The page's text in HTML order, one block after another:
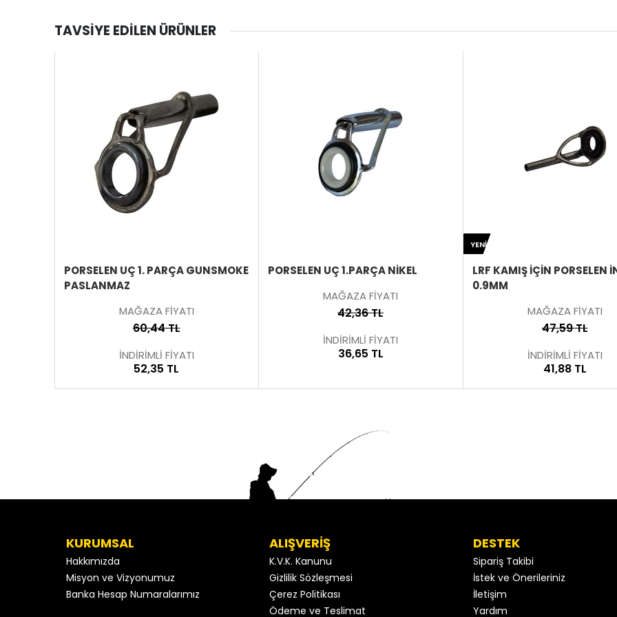
TAVSIYE EDILEN ÜRÜNLER
PORSELEN UÇ 1. PARÇA GUNSMOKE
PASLANMAZ
MAĞAZA FİYATI
60,44 TL
İNDİRİMLİ FİYATI
52,35 TL
PORSELEN UÇ 1.PARÇA NİKEL
MAĞAZA FİYATI
42,36 TL
İNDİRİMLİ FİYATI
36,65 TL
LRF KAMIŞ İÇIN PORSELEN
0.9MM
MAĞAZA FİYATI
47,59 TL
İNDİRİMLİ FİYATI
41,88 TL
YENI
KURUMSAL
Hakkımızda
Misyon ve Vizyonumuz
Banka Hesap Numaralarımız
ALIŞVERİŞ
K.V.K. Kanunu
Gizlilik Sözleşmesi
Çerez Politikası
Ödeme ve Teslimat
DESTEK
Sipariş Takibi
İstek ve Önerileriniz
İletişim
Yardım